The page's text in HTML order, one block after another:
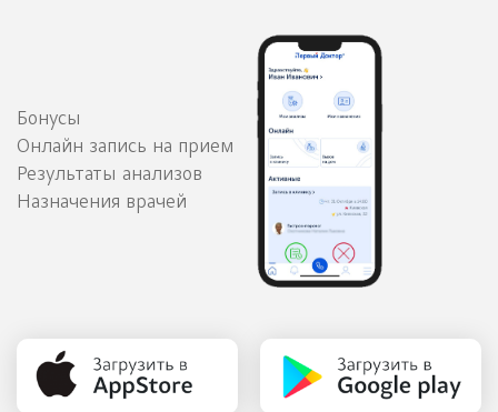
Бонусы
Онлайн запись на прием
Результаты анализов
Назначения врачей